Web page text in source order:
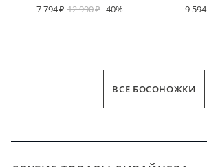
7 794
12 990 -40%
9 594
ВСЕ БОСОНОЖКИ